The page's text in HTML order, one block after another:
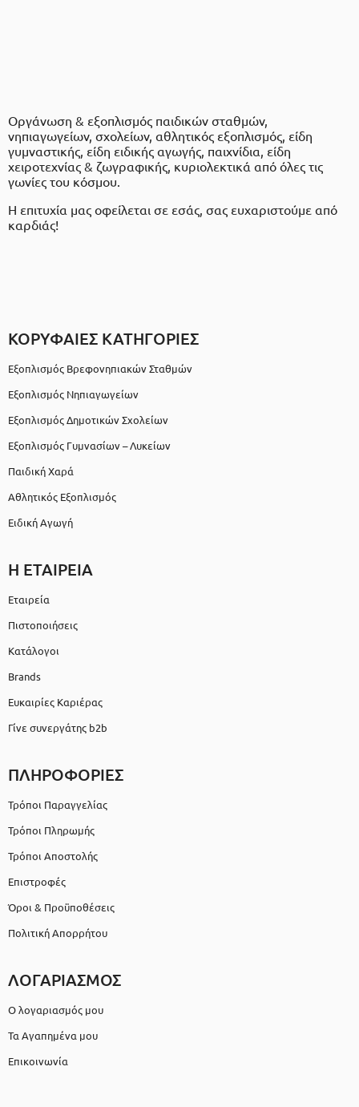
Οργάνωση & εξοπλισμός παιδικών σταθμών,
νηπιαγωγείων, σχολείων, αθλητικός εξοπλισμός, είδη
γυμναστικής, είδη ειδικής αγωγής, παιχνίδια, είδη
χειροτεχνίας & ζωγραφικής, κυριολεκτικά από όλες τις
γωνίες του κόσμου.
Η επιτυχία μας οφείλεται σε εσάς, σας ευχαριστούμε από
καρδιάς!
ΚΟΡΥΦΑΙΕΣ ΚΑΤΗΓΟΡΙΕΣ
Εξοπλισμός Βρεφονηπιακών Σταθμών
Εξοπλισμός Νηπιαγωγείων
Εξοπλισμός Δημοτικών Σχολείων
Εξοπλισμός Γυμνασίων – Λυκείων
Παιδική Χαρά
Αθλητικός Εξοπλισμός
Ειδική Αγωγή
Η ΕΤΑΙΡΕΙΑ
Εταιρεία
Πιστοποιήσεις
Κατάλογοι
Brands
Ευκαιρίες Καριέρας
Γίνε συνεργάτης b2b
ΠΛΗΡΟΦΟΡΙΕΣ
Τρόποι Παραγγελίας
Τρόποι Πληρωμής
Τρόποι Αποστολής
Επιστροφές
Όροι & Προϋποθέσεις
Πολιτική Απορρήτου
ΛΟΓΑΡΙΑΣΜΟΣ
Ο λογαριασμός μου
Τα Αγαπημένα μου
Επικοινωνία